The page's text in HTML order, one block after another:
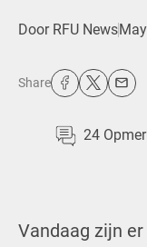
Door RFU News
Share
24
Vandaag zijn